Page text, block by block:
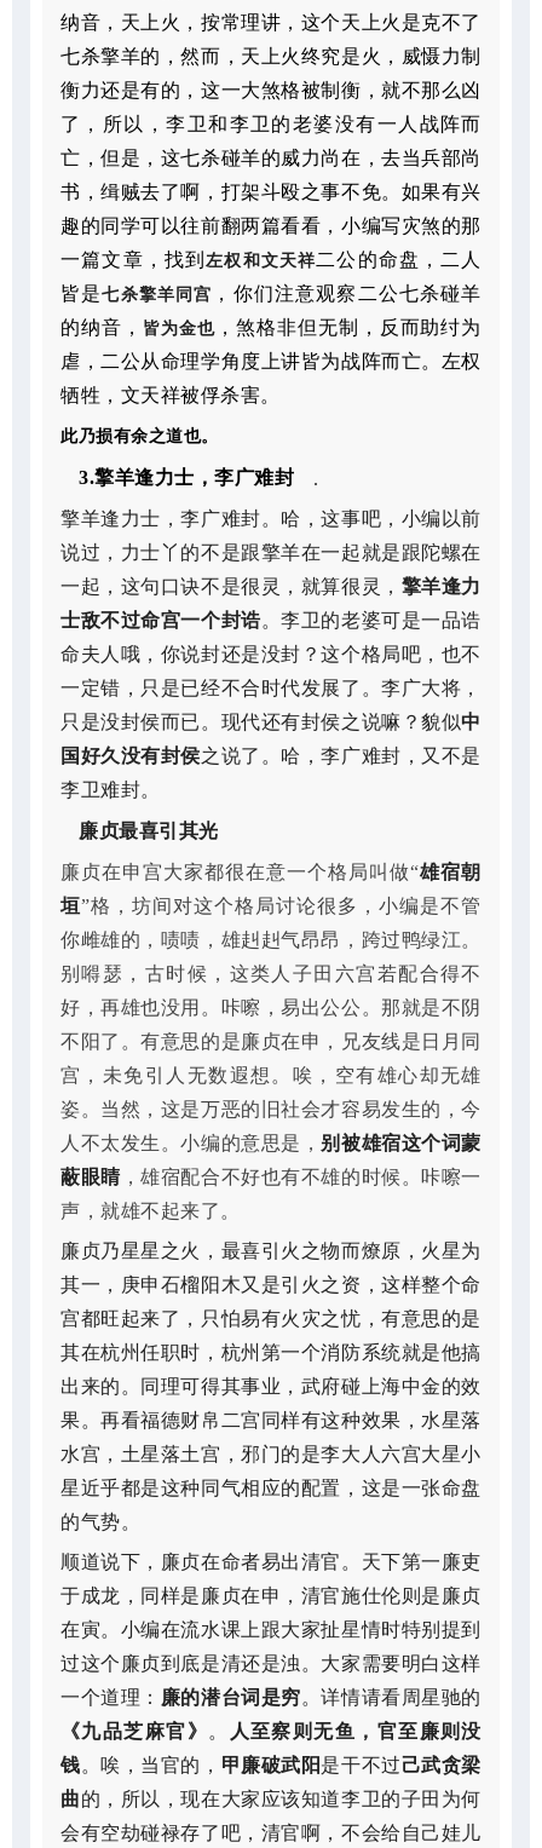
纳音，天上火，按常理讲，这个天上火是克不了
七杀擎羊的，然而，天上火终究是火，威慑力制
衡力还是有的，这一大煞格被制衡，就不那么凶
了，所以，李卫和李卫的老婆没有一人战阵而
亡，但是，这七杀碰羊的威力尚在，去当兵部尚
书，缉贼去了啊，打架斗殴之事不免。如果有兴
趣的同学可以往前翻两篇看看，小编写灾煞的那
一篇文章，找到 左权和文天祥二公的命盘，二人
皆是七杀擎羊同宫 ，你们注意观察二公七杀碰羊
的纳音， 皆为金也，煞格非但无制，反而助纣为
虐，二公从命理学角度上讲皆为战阵而亡。左权
牺牲，文天祥被俘杀害。
此乃损有余之道也。
3.擎羊逢力士，李广难封
.
擎羊逢力士，李广难封。哈，这事吧，小编以前
说过，力士丫的不是跟擎羊在一起就是跟陀螺在
一起，这句口诀不是很灵，就算很灵， 擎羊逢力
士敌不过命宫一个封诰。李卫的老婆可是一品诰
命夫人哦，你说封还是没封？这个格局吧，也不
一定错，只是已经不合时代发展了。李广大将，
只是没封侯而已。现代还有封侯之说嘛？貌似中
国好久没有封侯之说了。哈，李广难封，又不是
李卫难封。
廉贞最喜引其光
廉贞在申宫大家都很在意一个格局叫做“雄宿朝
垣”格，坊间对这个格局讨论很多，小编是不管
你雌雄的，啧啧，雄赳赳气昂昂，跨过鸭绿江。
别嘚瑟，古时候，这类人子田六宫若配合得不
好，再雄也没用。咔嚓，易出公公。那就是不阴
不阳了。有意思的是廉贞在申，兄友线是日月同
宫，未免引人无数遐想。唉，空有雄心却无雄
姿。当然，这是万恶的旧社会才容易发生的，今
人不太发生。小编的意思是， 别被雄宿这个词蒙
蔽眼睛，雄宿配合不好也有不雄的时候。咔嚓一
声，就雄不起来了。
廉贞乃星星之火，最喜引火之物而燎原，火星为
其一，庚申石榴阳木又是引火之资，这样整个命
宫都旺起来了，只怕易有火灾之忧，有意思的是
其在杭州任职时，杭州第一个消防系统就是他搞
出来的。同理可得其事业，武府碰上海中金的效
果。再看福德财帛二宫同样有这种效果，水星落
水宫，土星落土宫，邪门的是李大人六宫大星小
星近乎都是这种同气相应的配置，这是一张命盘
的气势。
顺道说下，廉贞在命者易出清官。天下第一廉吏
于成龙，同样是廉贞在申，清官施仕伦则是廉贞
在寅。小编在流水课上跟大家扯星情时特别提到
过这个廉贞到底是清还是浊。大家需要明白这样
一个道理： 廉的潜台词是穷。详情请看周星驰的
《九品芝麻官》
。
人至察则无鱼，官至廉则没
钱。唉，当官的， 甲廉破武阳是干不过己武贪梁
曲的，所以，现在大家应该知道李卫的子田为何
会有空劫碰禄存了吧，清官啊，不会给自己娃儿